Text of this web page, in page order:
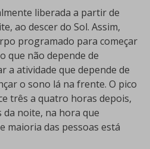
liberada a partir de
ao descer do Sol. Assim,
programado para começar
que não depende de
a atividade que depende de
o sono lá na frente. O pico
três a quatro horas depois,
noite, na hora que
maioria das pessoas está